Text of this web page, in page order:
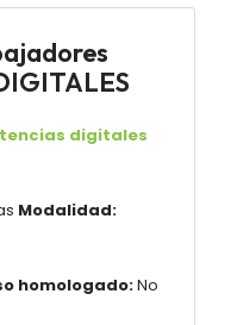
digitales
Modalidad:
homologado:No